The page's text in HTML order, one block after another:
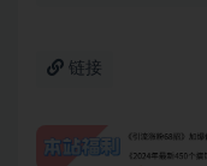
链接